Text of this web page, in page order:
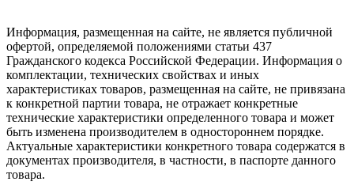
Информация, размещенная на сайте, не является публичной
офертой, определяемой положениями статьи 437
Гражданского кодекса Российской Федерации. Информация о
комплектации, технических свойствах и иных
характеристиках товаров, размещенная на сайте, не привязана
к конкретной партии товара, не отражает конкретные
технические характеристики определенного товара и может
быть изменена производителем в одностороннем порядке.
Актуальные характеристики конкретного товара содержатся в
документах производителя, в частности, в паспорте данного
товара.